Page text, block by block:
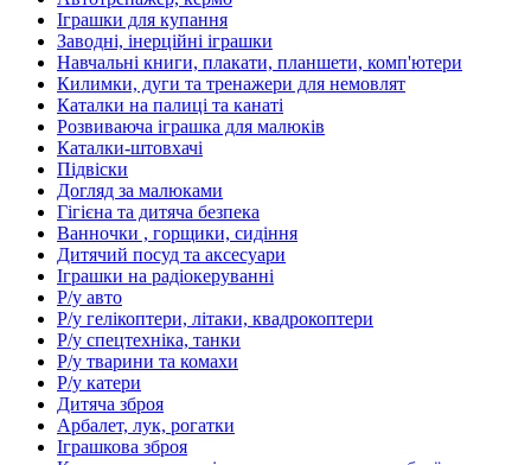
Іграшки для купання
Заводні, інерційні іграшки
Навчальні книги, плакати, планшети, комп'ютери
Килимки, дуги та тренажери для немовлят
Каталки на палиці та канаті
Розвиваюча іграшка для малюків
Каталки-штовхачі
Підвіски
Догляд за малюками
Гігієна та дитяча безпека
Ванночки , горщики, сидіння
Дитячий посуд та аксесуари
Іграшки на радіокеруванні
Р/у авто
Р/у гелікоптери, літаки, квадрокоптери
Р/у спецтехніка, танки
Р/у тварини та комахи
Р/у катери
Дитяча зброя
Арбалет, лук, рогатки
Іграшкова зброя